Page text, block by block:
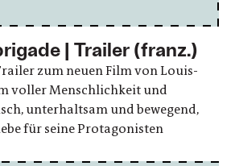
| Trailer (franz.)
zum neuen Film von Louis-
voller Menschlichkeit und
unterhaltsam und bewegend,
für seine Protagonisten